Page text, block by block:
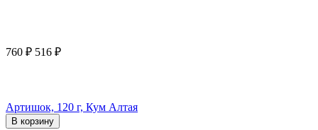
760 ₽ 516 ₽
Артишок, 120 г, Кум Алтая
В корзину